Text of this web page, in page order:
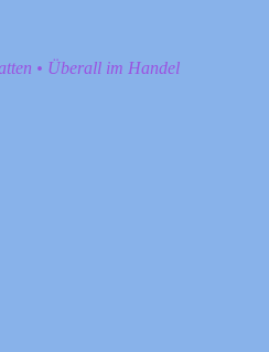
• Überall im Handel